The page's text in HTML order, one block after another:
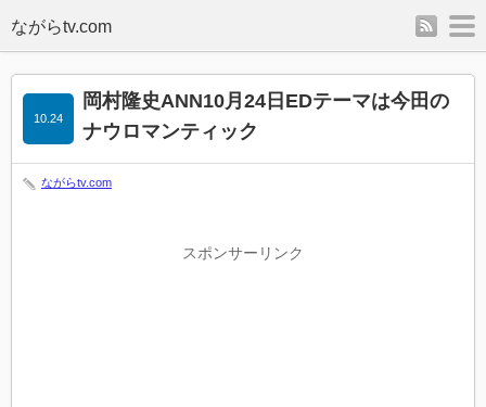
rss
岡村隆史ANN10月24日EDテーマは今田の
ナウロマンティック
10.24
ながらtv.com
スポンサーリンク